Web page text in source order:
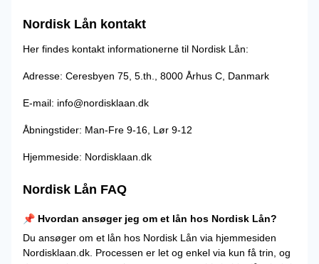
Nordisk Lån kontakt
Her findes kontakt informationerne til Nordisk Lån:
Adresse: Ceresbyen 75, 5.th., 8000 Århus C, Danmark
E-mail: info@nordisklaan.dk
Åbningstider: Man-Fre 9-16, Lør 9-12
Hjemmeside: Nordisklaan.dk
Nordisk Lån FAQ
📌 Hvordan ansøger jeg om et lån hos Nordisk Lån?
Du ansøger om et lån hos Nordisk Lån via hjemmesiden
Nordisklaan.dk. Processen er let og enkel via kun få trin, og